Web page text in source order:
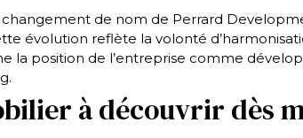
de nom de Perrard
évolution reflète la volonté
la position de l’entreprise comme
à découvrir dès